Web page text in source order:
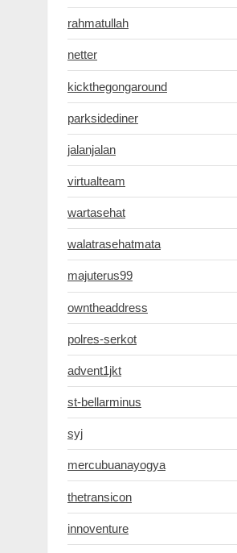
rahmatullah
netter
kickthegongaround
parksidediner
jalanjalan
virtualteam
wartasehat
walatrasehatmata
majuterus99
owntheaddress
polres-serkot
advent1jkt
st-bellarminus
syj
mercubuanayogya
thetransicon
innoventure